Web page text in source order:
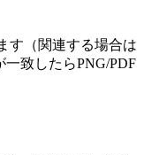
す（関連する場合は
致したらPNG/PDF